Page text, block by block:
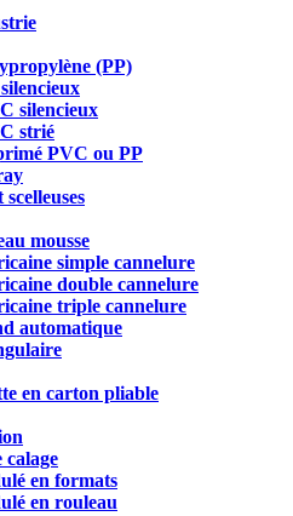
(PP)
silencieux
strié
PVC ou PP
mousse
simple cannelure
double cannelure
triple cannelure
automatique
en carton pliable
calage
en formats
en rouleau